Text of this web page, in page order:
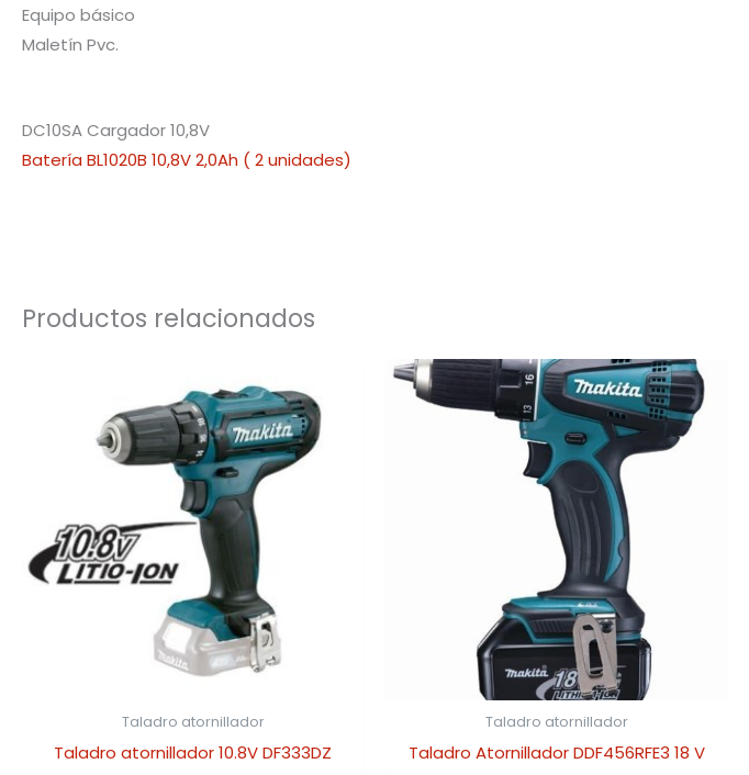
Equipo básico
Maletín Pvc.
DC10SA Cargador 10,8V
Batería BL1020B 10,8V 2,0Ah ( 2 unidades)
Productos relacionados
Taladro atornillador
Taladro atornillador 10.8V DF333DZ
Taladro atornillador
Taladro Atornillador DDF456RFE3 18 V